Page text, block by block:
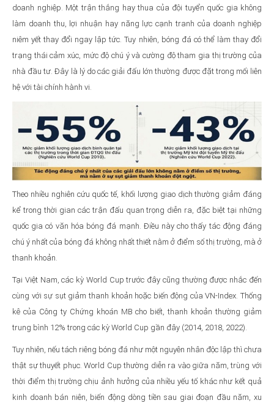
doanh nghiệp. Một trận thắng hay thua của đội tuyển quốc gia không
làm doanh thu, lợi nhuận hay năng lực cạnh tranh của doanh nghiệp
niêm yết thay đổi ngay lập tức. Tuy nhiên, bóng đá có thể làm thay đổi
trạng thái cảm xúc, mức độ chú ý và cường độ tham gia thị trường của
nhà đầu tư. Đây là lý do các giải đấu lớn thường được đặt trong mối liên
hệ với tài chính hành vi.
Theo nhiều nghiên cứu quốc tế, khối lượng giao dịch thường giảm đáng
kể trong thời gian các trận đấu quan trọng diễn ra, đặc biệt tại những
quốc gia có văn hóa bóng đá mạnh. Điều này cho thấy tác động đáng
chú ý nhất của bóng đá không nhất thiết nằm ở điểm số thị trường, mà ở
thanh khoản.
Tại Việt Nam, các kỳ World Cup trước đây cũng thường được nhắc đến
cùng với sự sụt giảm thanh khoản hoặc biến động của VN-Index. Thống
kê của Công ty Chứng khoán MB cho biết, thanh khoản thường giảm
trung bình 12% trong các kỳ World Cup gần đây (2014, 2018, 2022).
Tuy nhiên, nếu tách riêng bóng đá như một nguyên nhân độc lập thì chưa
thật sự thuyết phục. World Cup thường diễn ra vào giữa năm, trùng với
thời điểm thị trường chịu ảnh hưởng của nhiều yếu tố khác như kết quả
kinh doanh bán niên, biến động dòng tiền sau giai đoạn đầu năm, xu